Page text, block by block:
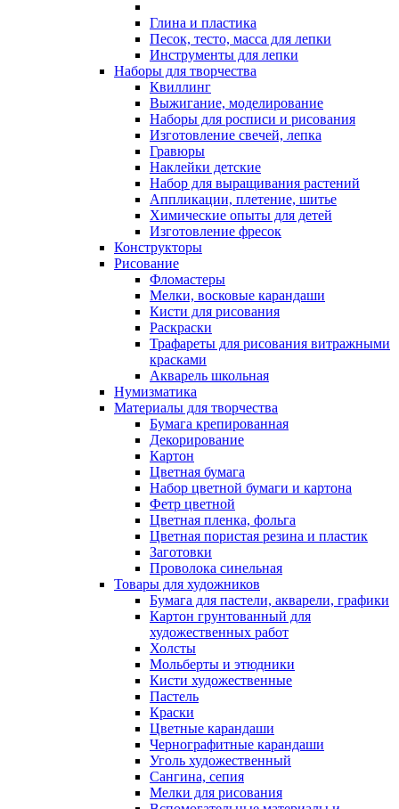
Глина и пластика
Песок, тесто, масса для лепки
Инструменты для лепки
Наборы для творчества
Квиллинг
Выжигание, моделирование
Наборы для росписи и рисования
Изготовление свечей, лепка
Гравюры
Наклейки детские
Набор для выращивания растений
Аппликации, плетение, шитье
Химические опыты для детей
Изготовление фресок
Конструкторы
Рисование
Фломастеры
Мелки, восковые карандаши
Кисти для рисования
Раскраски
Трафареты для рисования витражными
красками
Акварель школьная
Нумизматика
Материалы для творчества
Бумага крепированная
Декорирование
Картон
Цветная бумага
Набор цветной бумаги и картона
Фетр цветной
Цветная пленка, фольга
Цветная пористая резина и пластик
Заготовки
Проволока синельная
Товары для художников
Бумага для пастели, акварели, графики
Картон грунтованный для
художественных работ
Холсты
Мольберты и этюдники
Кисти художественные
Пастель
Краски
Цветные карандаши
Чернографитные карандаши
Уголь художественный
Сангина, сепия
Мелки для рисования